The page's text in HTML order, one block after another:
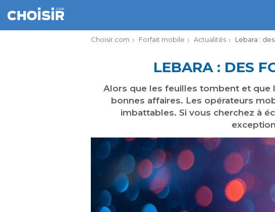
Choisir.com Forfait mobile Actualités Lebara :
LEBARA : DES
Alors que les feuilles tombent et que
bonnes affaires. Les opérateurs
imbattables. Si vous cherchez à